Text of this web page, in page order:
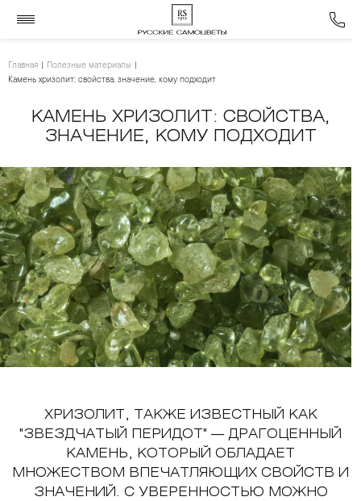
Главная
Полезные материалы
Камень хризолит: свойства, значение, кому подходит
КАМЕНЬ ХРИЗОЛИТ: СВОЙСТВА,
ЗНАЧЕНИЕ, КОМУ ПОДХОДИТ
ХРИЗОЛИТ, ТАКЖЕ ИЗВЕСТНЫЙ КАК
"ЗВЕЗДЧАТЫЙ ПЕРИДОТ" — ДРАГОЦЕННЫЙ
КАМЕНЬ, КОТОРЫЙ ОБЛАДАЕТ
МНОЖЕСТВОМ ВПЕЧАТЛЯЮЩИХ СВОЙСТВ И
ЗНАЧЕНИЙ. С УВЕРЕННОСТЬЮ МОЖНО